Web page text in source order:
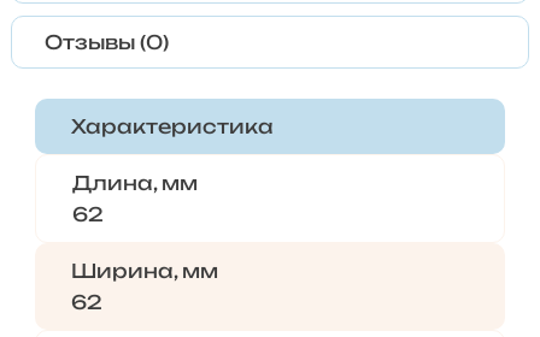
Отзывы (0)
Характеристика
Длина, мм
62
Ширина, мм
62